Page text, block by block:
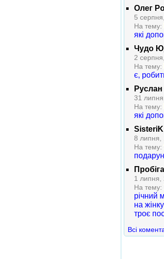
Олег
5
На тему:
які
Чудо
2
На тему:
є,
Руслан
31
На тему:
які
SisteriK
8 липня,
На тему:
1 липня,
На тему:
річний
на
троє
Всі